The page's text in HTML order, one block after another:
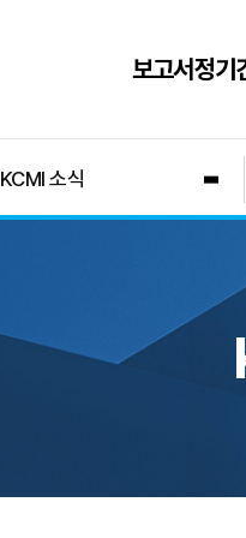
보고서정기
KCMI 소식